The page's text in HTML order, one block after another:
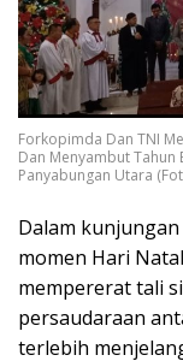
Forkopimda Dan TNI
Dan Menyambut Tahun
Panyabungan Utara
Dalam
momen Hari
mempererat tali
persaudaraan
terlebih